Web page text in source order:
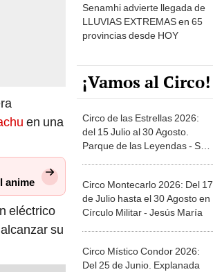
en una
anime
eléctrico
su
Senamhi advierte llegada de
LLUVIAS EXTREMAS en 65
provincias desde HOY
¡Vamos al Circo!
Circo de las Estrellas 2026:
del 15 Julio al 30 Agosto.
Parque de las Leyendas - San
Circo Montecarlo 2026: Del 17
de Julio hasta el 30 Agosto en
Círculo Militar - Jesús María
Circo Místico Condor 2026:
Del 25 de Junio. Explanada